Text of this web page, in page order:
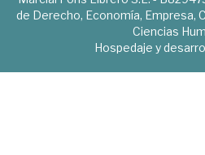
de Derecho, Economía, Empresa,
Ciencias
Hospedaje y